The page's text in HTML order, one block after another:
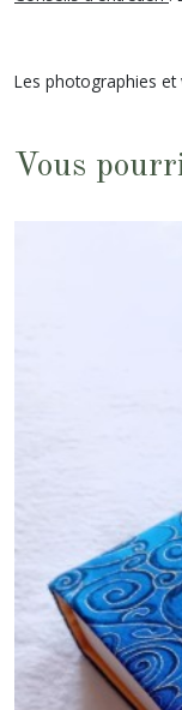
Les photographies et
Vous